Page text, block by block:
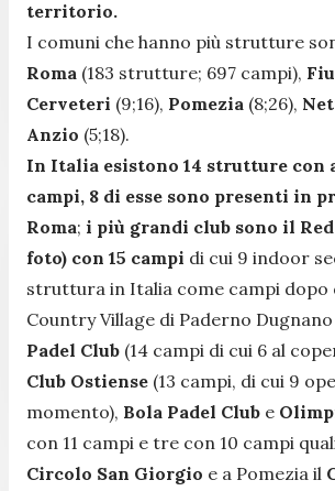
territorio.
I comuni che hanno più strutture
Roma (183 strutture; 697 campi),
Cerveteri (9;16), Pomezia (8;26),
Anzio (5;18).
In Italia esistono 14 strutture con
campi, 8 di esse sono presenti in
Roma; i più grandi club sono il
foto) con 15 campi di cui 9 indoor
struttura in Italia come campi dopo
Country Village di Paderno Dugnano
Padel Club (14 campi di cui 6 al
Club Ostiense (13 campi, di cui 9
momento), Bola Padel Club e
con 11 campi e tre con 10 campi
Circolo San Giorgio e a Pomezia il